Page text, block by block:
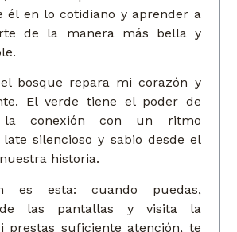
él en lo cotidiano y aprender a
de la manera más bella y
bosque repara mi corazón y
El verde tiene el poder de
la conexión con un ritmo
silencioso y sabio desde el
historia.
es esta: cuando puedas,
de las pantallas y visita la
prestas suficiente atención, te